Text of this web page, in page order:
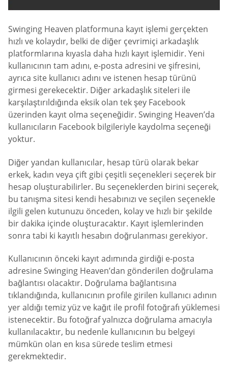
Swinging Heaven platformuna kayıt işlemi gerçekten
hızlı ve kolaydır, belki de diğer çevrimiçi arkadaşlık
platformlarına kıyasla daha hızlı kayıt işlemidir. Yeni
kullanıcının tam adını, e-posta adresini ve şifresini,
ayrıca site kullanıcı adını ve istenen hesap türünü
girmesi gerekecektir. Diğer arkadaşlık siteleri ile
karşılaştırıldığında eksik olan tek şey Facebook
üzerinden kayıt olma seçeneğidir. Swinging Heaven’da
kullanıcıların Facebook bilgileriyle kaydolma seçeneği
yoktur.
Diğer yandan kullanıcılar, hesap türü olarak bekar
erkek, kadın veya çift gibi çeşitli seçenekleri seçerek bir
hesap oluşturabilirler. Bu seçeneklerden birini seçerek,
bu tanışma sitesi kendi hesabınızı ve seçilen seçenekle
ilgili gelen kutunuzu önceden, kolay ve hızlı bir şekilde
bir dakika içinde oluşturacaktır. Kayıt işlemlerinden
sonra tabi ki kayıtlı hesabın doğrulanması gerekiyor.
Kullanıcının önceki kayıt adımında girdiği e-posta
adresine Swinging Heaven’dan gönderilen doğrulama
bağlantısı olacaktır. Doğrulama bağlantısına
tıklandığında, kullanıcının profile girilen kullanıcı adının
yer aldığı temiz yüz ve kağıt ile profil fotoğrafı yüklemesi
istenecektir. Bu fotoğraf yalnızca doğrulama amacıyla
kullanılacaktır, bu nedenle kullanıcının bu belgeyi
mümkün olan en kısa sürede teslim etmesi
gerekmektedir.